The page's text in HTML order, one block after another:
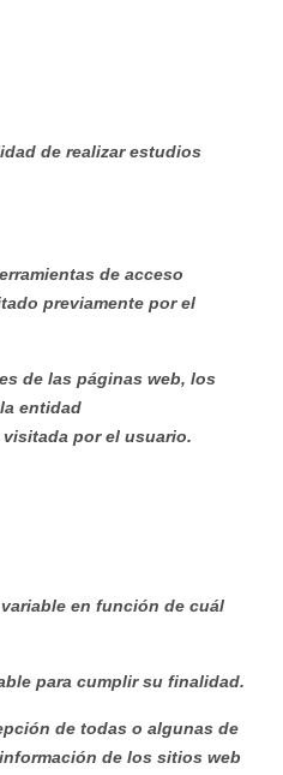
de realizar estudios
de acceso
previamente por el
de las páginas web, los
entidad
por el usuario.
en función de cuál
para cumplir su finalidad.
de todas o algunas de
de los sitios web